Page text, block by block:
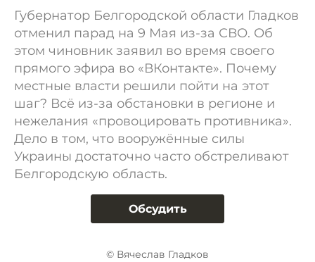
Губернатор Белгородской области Гладков
отменил парад на 9 Мая из-за СВО. Об
этом чиновник заявил во время своего
прямого эфира во «ВКонтакте». Почему
местные власти решили пойти на этот
шаг? Всё из-за обстановки в регионе и
нежелания «провоцировать противника».
Дело в том, что вооружённые силы
Украины достаточно часто обстреливают
Белгородскую область.
Обсудить
© Вячеслав Гладков